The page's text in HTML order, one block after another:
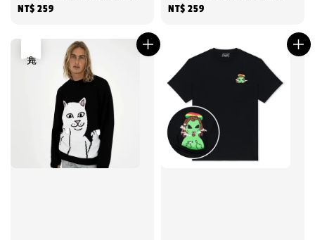
Regular
NT$ 259
Regular
NT$ 259